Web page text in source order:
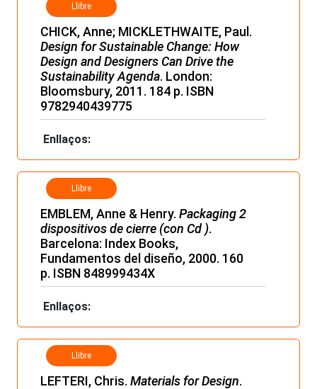
Llibre
CHICK, Anne; MICKLETHWAITE, Paul.
Design for Sustainable Change: How
Design and Designers Can Drive the
Sustainability Agenda. London:
Bloomsbury, 2011. 184 p. ISBN
9782940439775
Enllaços:
Llibre
EMBLEM, Anne & Henry. Packaging 2
dispositivos de cierre (con Cd ).
Barcelona: Index Books,
Fundamentos del diseño, 2000. 160
p. ISBN 848999434X
Enllaços:
Llibre
LEFTERI, Chris. Materials for Design.